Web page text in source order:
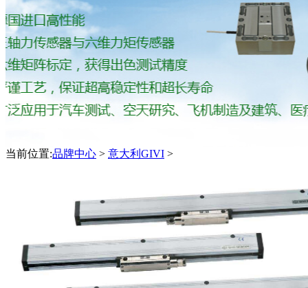
当前位置:品牌中心 > 意大利GIVI >